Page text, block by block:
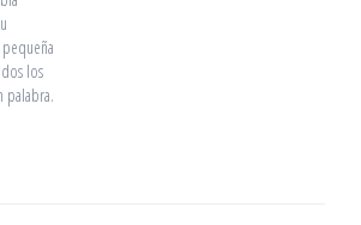
los
palabra.
de
de